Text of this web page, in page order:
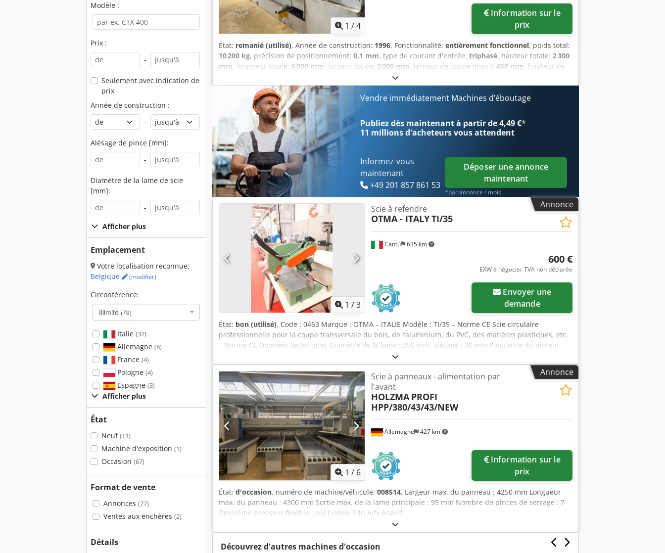
Modèle :
Prix :
-
Seulement avec indication de
prix
Année de construction :
-
Alésage de pince [mm]:
-
Diamètre de la lame de scie
[mm]:
-
Afficher plus
Emplacement
Votre localisation reconnue:
Belgique
(modifier)
Circonférence:
Illimité (79)
Italie (37)
Allemagne (8)
France (4)
Pologne (4)
Espagne (3)
Afficher plus
État
Neuf(11)
Machine d'exposition (1)
Occasion (67)
Format de vente
Annonces (77)
Ventes aux enchères (2)
Détails
1 /4
Information sur le
prix
État: remanié (utilisé), Année de construction: 1996, Fonctionnalité: entièrement fonctionnel, poids total:
10 200 kg, précision de positionnement: 0,1 mm, type de courant d'entrée: triphasé, hauteur totale: 2 300
mm, longueur totale: 6 000 mm, largeur totale: 2 000 mm, largeur de coupe (max.): 450 mm, hauteur de
850 mm
mobile électrique par vis à billes lame mobile arrière inférieure Cjdpfxjwy Irbe Acgorf butée arrière
électrique 2 lasers coupe à 10° pour une meilleure qualité de coupe et une meilleure pénétration dans le
placage poids : 10 200 Kgs PLC neuf
Vendre immédiatement Machines d’éboutage
Publiez dès maintenant à partir de 4,49 €*
11 millions d'acheteursvous attendent
Informez-vous
maintenant
+49 201 857 861 53
Déposer une annonce
maintenant
*par annonce / mois
Annonce
1 /3
Cantù 635 km
Scie à refendre
OTMA - ITALYTI/35
600 €
EXW à négocier TVA non déclarée
demande
État: bon (utilisé), Code : 0463 Marque : OTMA – ITALIE Modèle : TI/35 – Norme CE Scie circulaire
professionnelle pour la coupe transversale du bois, de l’aluminium, du PVC, des matières plastiques, etc.
– Norme CE Données techniques Diamètre de la lame : 350 mm, alésage : 30 mm Puissance du moteur
triphasé : 3 CV Table pivotante : +/- 45 degrés Hauteur de coupe : 120 mm Diamètre du raccord
d’aspiration : 70 mm Guide latéral Csdpfxozp E Uij Acgjrf Dimensions hors tout : 700 x 600 x 600 mm (h)
Poids : 40 kg
Annonce
1 / 6
Allemagne 427 km
Scie à panneaux - alimentation par
l'avant
HOLZMA PROFI
HPP/380/43/43/NEW
Information sur le
prix
État: d'occasion, numéro de machine/véhicule: 008514, Largeur max. du panneau : 4250 mm Longueur
max. du panneau : 4300 mm Sortie max. de la lame principale : 95 mm Nombre de pinces de serrage : 7
Deuxième presseur flexible : oui Codpjy Edn Ajfx Acgerf
Découvrez d'autres machines d'occasion